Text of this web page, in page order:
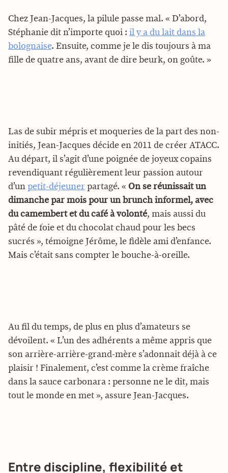
Chez Jean-Jacques, la pilule passe mal. « D’abord,
Stéphanie dit n’importe quoi : il y a du lait dans la
bolognaise. Ensuite, comme je le dis toujours à ma
fille de quatre ans, avant de dire beurk, on goûte. »
Las de subir mépris et moqueries de la part des non-
initiés, Jean-Jacques décide en 2011 de créer ATACC.
Au départ, il s’agit d’une poignée de joyeux copains
revendiquant régulièrement leur passion autour
d’un petit-déjeuner partagé. « On se réunissait un
dimanche par mois pour un brunch informel, avec
du camembert et du café à volonté, mais aussi du
pâté de foie et du chocolat chaud pour les becs
sucrés », témoigne Jérôme, le fidèle ami d’enfance.
Mais c’était sans compter le bouche-à-oreille.
Au fil du temps, de plus en plus d’amateurs se
dévoilent. « L’un des adhérents a même appris que
son arrière-arrière-grand-mère s’adonnait déjà à ce
plaisir ! Finalement, c’est comme la crème fraîche
dans la sauce carbonara : personne ne le dit, mais
tout le monde en met », assure Jean-Jacques.
Entre discipline, flexibilité et